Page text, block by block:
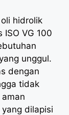
oli hidrolik
VG 100
unggul.
dengan
tidak
dilapisi